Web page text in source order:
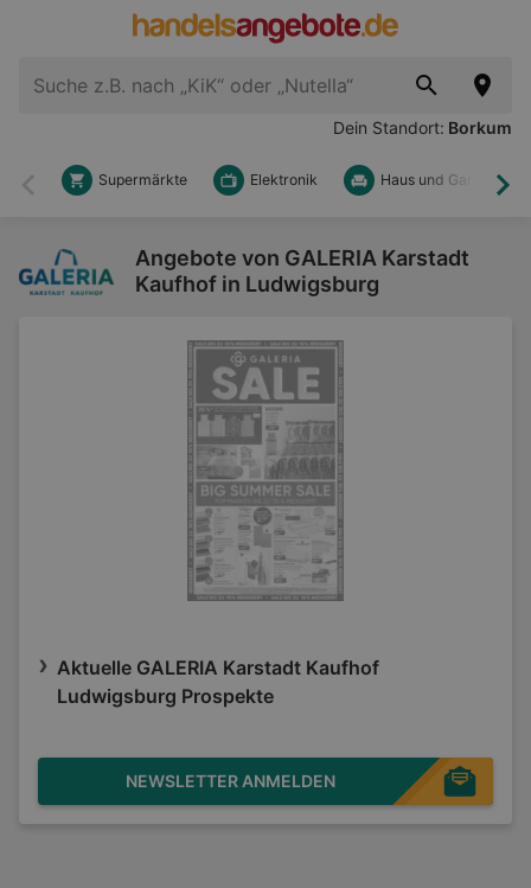
Dein Standort: Borkum
Zurück
Supermärkte Elektronik Haus und Garten
Angebote von GALERIA Karstadt
Kaufhof in Ludwigsburg
Aktuelle GALERIA Karstadt Kaufhof
Ludwigsburg Prospekte
NEWSLETTER ANMELDEN